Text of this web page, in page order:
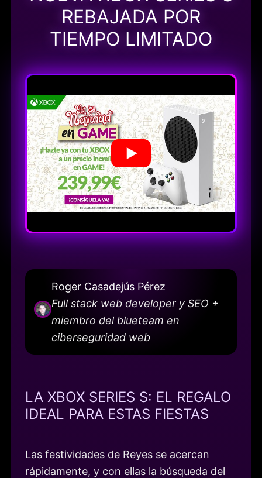
REBAJADA POR
TIEMPO LIMITADO
Roger Casadejús Pérez
Full stack web developer y SEO +
miembro del blueteam en
ciberseguridad web
LA XBOX SERIES S: EL REGALO
IDEAL PARA ESTAS FIESTAS
Las festividades de Reyes se acercan
rápidamente, y con ellas la búsqueda del